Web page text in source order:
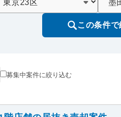
この条件
募集中案件に絞り込む